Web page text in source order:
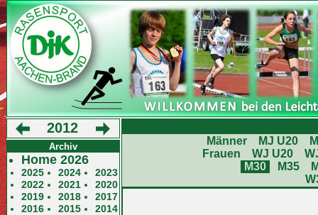
2012
Archiv
Home 2026
2025 2024
2023
2022
2021
2020
2019
2018
2017
2016
2015
2014
Männer MJ U20
Frauen
WJ U20
M30
M35